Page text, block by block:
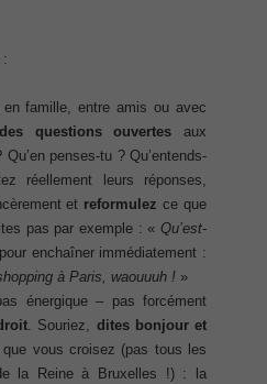
:
en famille, entre amis ou avec
questions ouvertes aux
penses-tu ? Qu’entends-
réellement leurs réponses,
et reformulez ce que
pas par exemple : « Qu’est-
enchaîner immédiatement :
à Paris, waouuuh ! »
énergique – pas forcément
. Souriez, dites bonjour et
que vous croisez (pas tous les
la Reine à Bruxelles !) : la